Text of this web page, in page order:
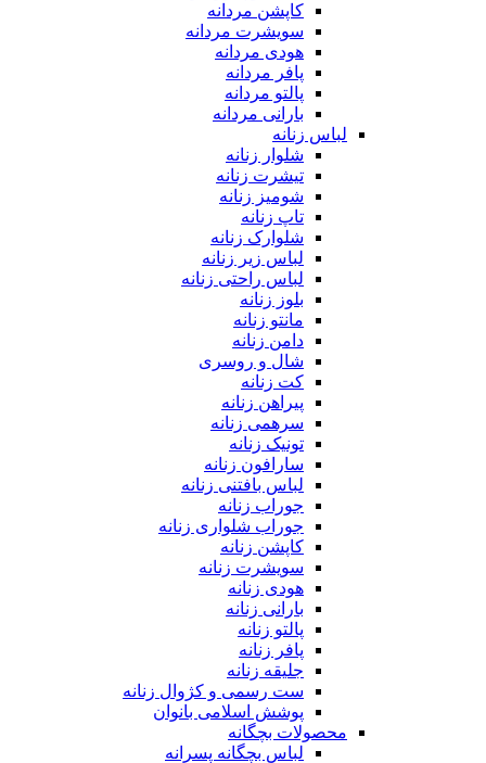
کاپشن مردانه
سویشرت مردانه
هودی مردانه
پافر مردانه
پالتو مردانه
بارانی مردانه
لباس زنانه
شلوار زنانه
تیشرت زنانه
شومیز زنانه
تاپ زنانه
شلوارک زنانه
لباس زیر زنانه
لباس راحتی زنانه
بلوز زنانه
مانتو زنانه
دامن زنانه
شال و روسری
کت زنانه
پیراهن زنانه
سرهمی زنانه
تونیک زنانه
سارافون زنانه
لباس بافتنی زنانه
جوراب زنانه
جوراب شلواری زنانه
کاپشن زنانه
سویشرت زنانه
هودی زنانه
بارانی زنانه
پالتو زنانه
پافر زنانه
جلیقه زنانه
ست رسمی و کژوال زنانه
پوشش اسلامی بانوان
محصولات بچگانه
لباس بچگانه پسرانه